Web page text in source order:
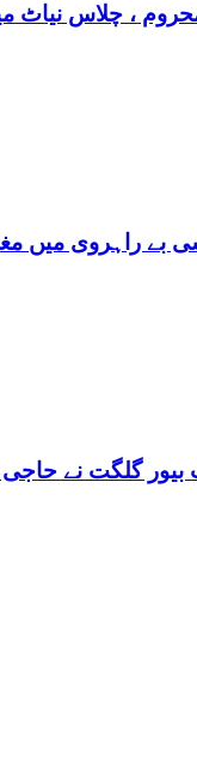
، چلاس نیاٹ
مغرب کو بھی شرما کر رکھ
گلگت نے